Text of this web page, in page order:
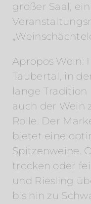
großer Saal,
Apropos Wein:
Taubertal, in
lange
auch der Wein
Rolle. Der
bietet eine
Spitzenweine.
trocken oder
und Riesling
bis hin zu